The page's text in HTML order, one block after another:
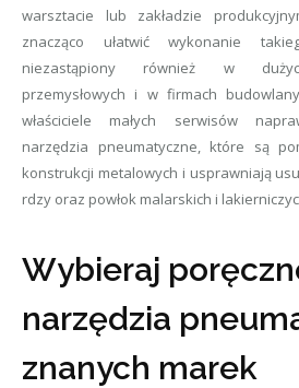
warsztacie lub zakładzie
znacząco ułatwić wykonanie
niezastąpiony również w
przemysłowych i w firmach
właściciele małych serwisów
narzędzia pneumatyczne, które są
konstrukcji metalowych i usprawniają
rdzy oraz powłok malarskich i
Wybieraj
narzędzia
znanych marek